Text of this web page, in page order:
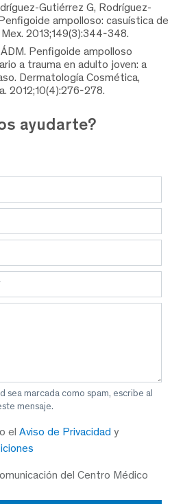
Gutiérrez G, Rodríguez-
ampolloso: casuística de
2013;149(3):344-348.
Penfigoide ampolloso
a trauma en adulto joven: a
Dermatología Cosmética,
2012;10(4):276-278.
ayudarte?
sea marcada como spam, escribe al
mensaje.
el Aviso de Privacidad y
del Centro Médico